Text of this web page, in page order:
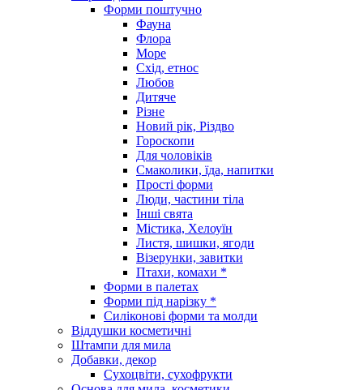
Форми поштучно
Фауна
Флора
Море
Схід, етнос
Любов
Дитяче
Різне
Новий рік, Різдво
Гороскопи
Для чоловіків
Смаколики, їда, напитки
Прості форми
Люди, частини тіла
Інші свята
Містика, Хелоуїн
Листя, шишки, ягоди
Візерунки, завитки
Птахи, комахи *
Форми в палетах
Форми під нарізку *
Силіконові форми та молди
Віддушки косметичні
Штампи для мила
Добавки, декор
Сухоцвіти, сухофрукти